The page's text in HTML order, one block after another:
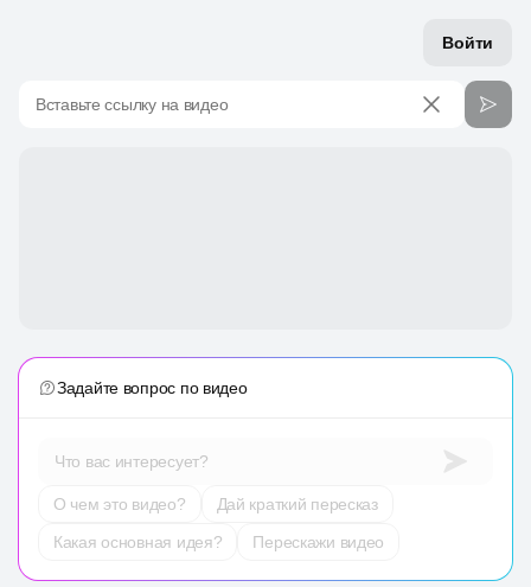
Войти
Вставьте ссылку на видео
Задайте вопрос по видео
Что вас интересует?
О чем это видео?
Дай краткий пересказ
Какая основная идея?
Перескажи видео